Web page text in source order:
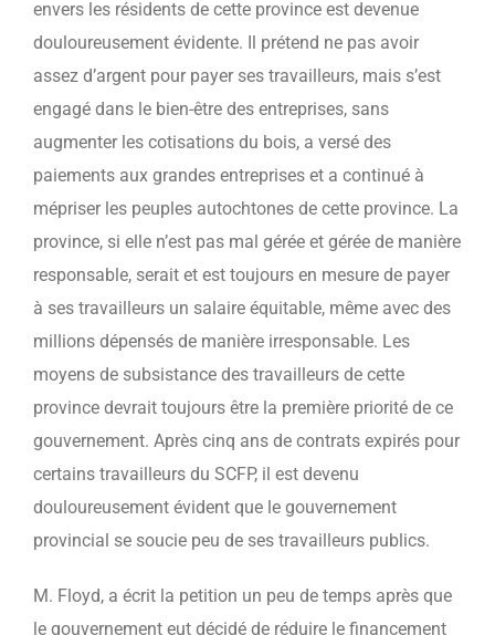
envers les résidents de cette province est devenue
douloureusement évidente. Il prétend ne pas avoir
assez d’argent pour payer ses travailleurs, mais s’est
engagé dans le bien-être des entreprises, sans
augmenter les cotisations du bois, a versé des
paiements aux grandes entreprises et a continué à
mépriser les peuples autochtones de cette province. La
province, si elle n’est pas mal gérée et gérée de manière
responsable, serait et est toujours en mesure de payer
à ses travailleurs un salaire équitable, même avec des
millions dépensés de manière irresponsable. Les
moyens de subsistance des travailleurs de cette
province devrait toujours être la première priorité de ce
gouvernement. Après cinq ans de contrats expirés pour
certains travailleurs du SCFP, il est devenu
douloureusement évident que le gouvernement
provincial se soucie peu de ses travailleurs publics.
M. Floyd, a écrit la petition un peu de temps après que
le gouvernement eut décidé de réduire le financement